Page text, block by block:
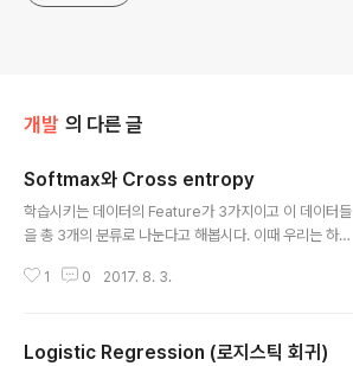
개발 의 다른 글
Softmax와 Cross entropy
학습시키는 데이터의 Feature가 3가지이고 이 데이터들
을 총 3개의 분류로 나눈다고 해봅시다. 이때 우리는 하나
필요합니다. 만약 데이터의 Feature들을 x1, x2, x3라고
게됩니다. 그림으로 표현하면 더 알아보기 쉽습니다. x1, x
1 0 2017. 8. 3.
Logistic Regression (로지스틱 회귀)